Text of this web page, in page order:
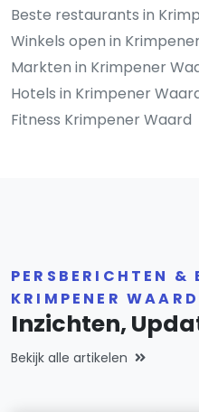
Beste restaurants in
Winkels open in
Markten in Krimpener
Hotels in Krimpener
Fitness Krimpener Waard
PERSBERICHTEN &
KRIMPENER WAARD
Inzichten,
Bekijk alle artikelen